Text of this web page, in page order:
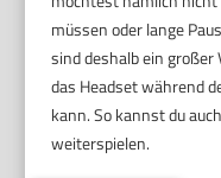
müssen oder lange
sind deshalb ein großer
das Headset während
kann. So kannst du
weiterspielen.